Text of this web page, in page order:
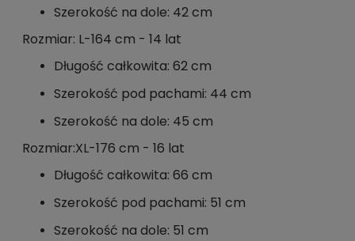
Szerokość na dole: 42 cm
Rozmiar: L-164 cm - 14 lat
Długość całkowita: 62 cm
Szerokość pod pachami: 44 cm
Szerokość na dole: 45 cm
Rozmiar:XL-176 cm - 16 lat
Długość całkowita: 66 cm
Szerokość pod pachami: 51 cm
Szerokość na dole: 51 cm